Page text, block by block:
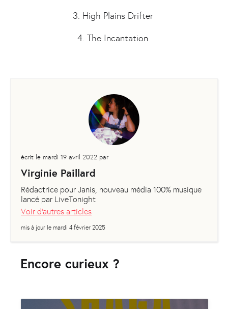
3. High Plains Drifter
4. The Incantation
écrit le mardi 19 avril 2022 par
Virginie Paillard
Rédactrice pour Janis, nouveau média 100% musique
lancé par LiveTonight
Voir d'autres articles
mis à jour le mardi 4 février 2025
Encore curieux ?